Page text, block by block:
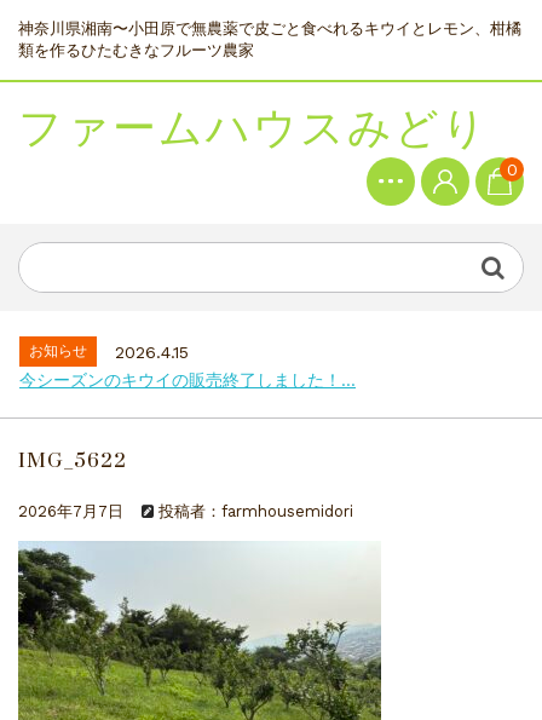
神奈川県湘南〜小田原で無農薬で皮ごと食べれるキウイとレモン、柑橘
類を作るひたむきなフルーツ農家
ファームハウスみどり 0
お知らせ
2026.4.15
今シーズンのキウイの販売終了しました！...
IMG_5622
2026年7月7日 投稿者：farmhousemidori